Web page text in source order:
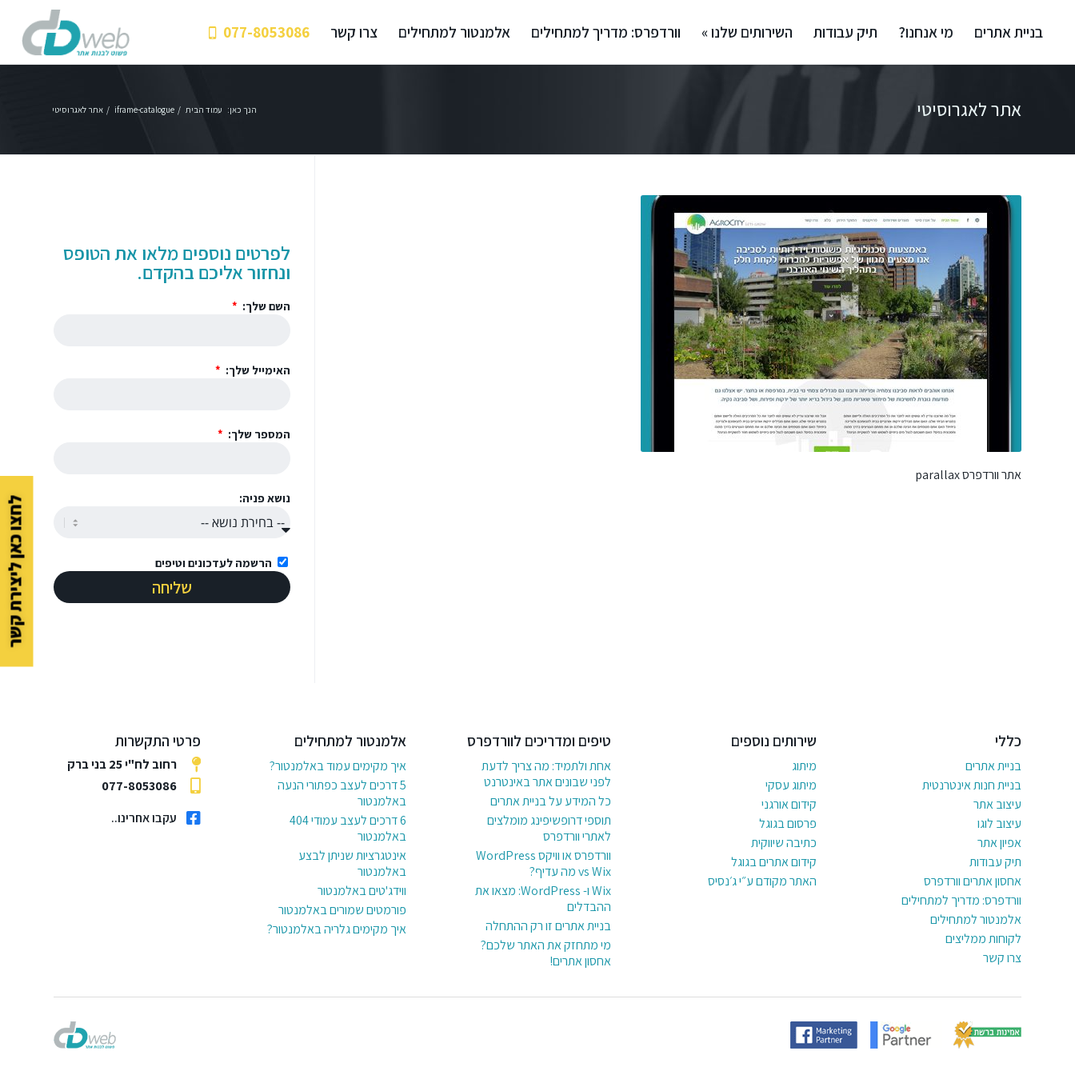
בניית אתרים מי אנחנו? תיק עבודות השירותים שלנו » וורדפרס: מדריך למתחילים אלמנטור למתחילים צרו קשר 077-8053086
אתר לאגרוסיטי הנך כאן: עמוד הבית /
iframe-catalogue
/ אתר לאגרוסיטי
אתר וורדפרס parallax
לפרטים נוספים מלאו את הטופס
ונחזור אליכם בהקדם.
השם שלך:
האימייל שלך:
המספר שלך:
נושא פניה:
הרשמה לעדכונים וטיפים
שליחה
כללי
בניית אתרים
בניית חנות אינטרנטית
עיצוב אתר
עיצוב לוגו
אפיון אתר
תיק עבודות
אחסון אתרים וורדפרס
וורדפרס: מדריך למתחילים
אלמנטור למתחילים
לקוחות ממליצים
צרו קשר
שירותים נוספים
מיתוג
מיתוג עסקי
קידום אורגני
פרסום בגוגל
כתיבה שיווקית
קידום אתרים בגוגל
האתר מקודם ע״י ג׳נסיס
טיפים ומדריכים לוורדפרס
אחת ולתמיד: מה צריך לדעת
לפני שבונים אתר באינטרנט
כל המידע על בניית אתרים
תוספי דרופשיפינג מומלצים
לאתרי וורדפרס
וורדפרס או וויקס WordPress
vs Wix מה עדיף?
Wix ו- WordPress: מצאו את
ההבדלים
בניית אתרים זו רק ההתחלה
מי מתחזק את האתר שלכם?
אחסון אתרים!
אלמנטור למתחילים
איך מקימים עמוד באלמנטור?
5 דרכים לעצב כפתורי הנעה
באלמנטור
6 דרכים לעצב עמודי 404
באלמנטור
אינטגרציות שניתן לבצע
באלמנטור
ווידג'טים באלמנטור
פורמטים שמורים באלמנטור
איך מקימים גלריה באלמנטור?
פרטי התקשרות
רחוב לח"י 25 בני ברק
077-8053086
עקבו אחרינו..
לחצו כאן ליצירת קשר